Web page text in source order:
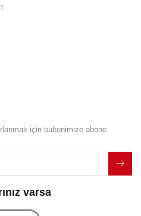
için bültenimize abone
varsa